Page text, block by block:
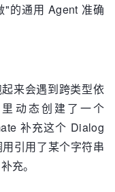
的通用 Agent 准确
来会遇到跨类型依
动态创建了一个
补充这个 Dialog
引用了某个字符串
充。